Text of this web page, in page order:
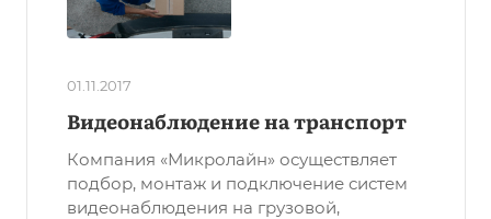
01.11.2017
Видеонаблюдение на транспорт
Компания «Микролайн» осуществляет
подбор, монтаж и подключение систем
видеонаблюдения на грузовой,